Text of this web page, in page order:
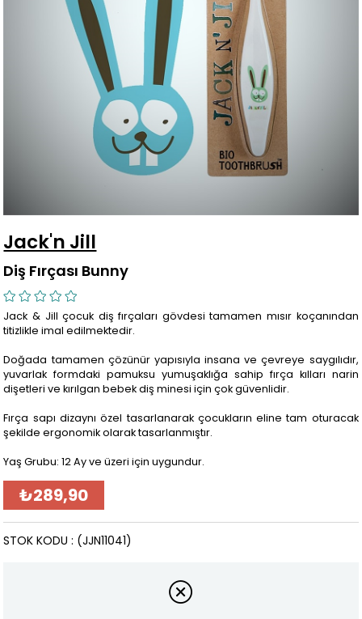
Jack'n Jill
Diş Fırçası Bunny
Jack & Jill çocuk diş fırçaları gövdesi tamamen mısır koçanından
titizlikle imal edilmektedir.
Doğada tamamen çözünür yapısıyla insana ve çevreye saygılıdır,
yuvarlak formdaki pamuksu yumuşaklığa sahip fırça kılları narin
dişetleri ve kırılgan bebek diş minesi için çok güvenlidir.
Fırça sapı dizaynı özel tasarlanarak çocukların eline tam oturacak
şekilde ergonomik olarak tasarlanmıştır.
Yaş Grubu: 12 Ay ve üzeri için uygundur.
₺289,90
(JJN11041)
STOK KODU